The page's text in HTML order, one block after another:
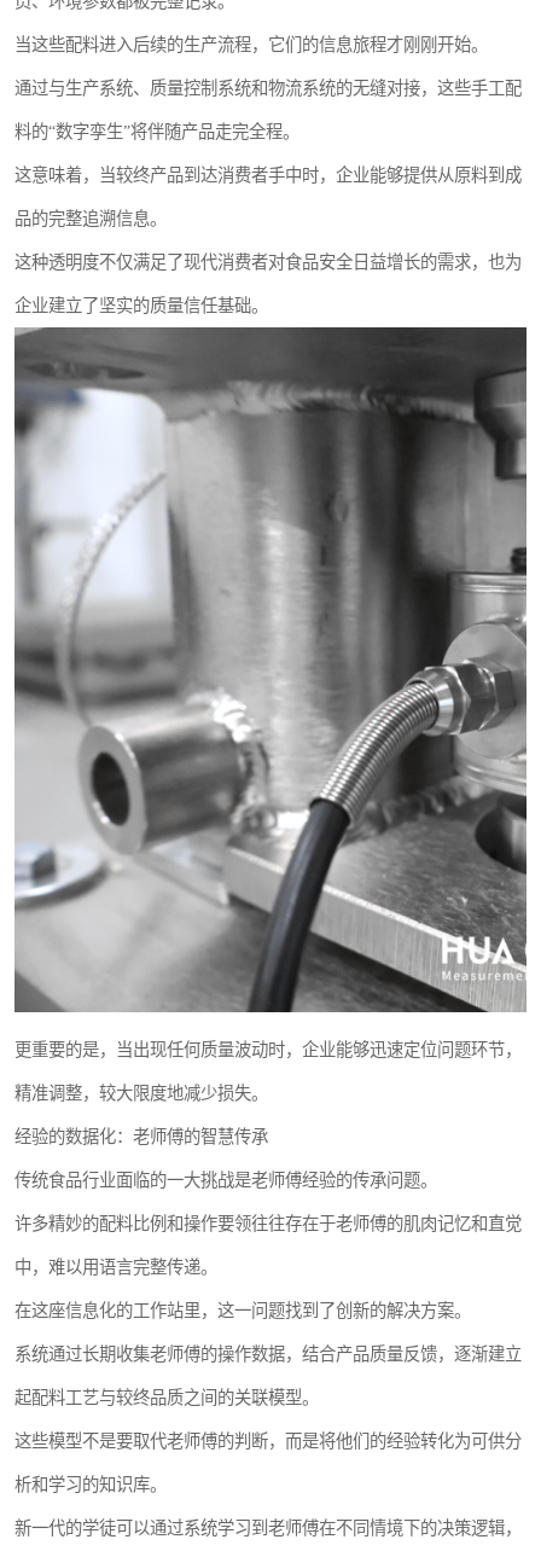
当这些配料进入后续的生产流程，它们的信息旅程才刚刚开始。
通过与生产系统、质量控制系统和物流系统的无缝对接，这些手工配
料的“数字孪生”将伴随产品走完全程。
这意味着，当较终产品到达消费者手中时，企业能够提供从原料到成
品的完整追溯信息。
这种透明度不仅满足了现代消费者对食品安全日益增长的需求，也为
企业建立了坚实的质量信任基础。
更重要的是，当出现任何质量波动时，企业能够迅速定位问题环节，
精准调整，较大限度地减少损失。
经验的数据化：老师傅的智慧传承
传统食品行业面临的一大挑战是老师傅经验的传承问题。
许多精妙的配料比例和操作要领往往存在于老师傅的肌肉记忆和直觉
中，难以用语言完整传递。
在这座信息化的工作站里，这一问题找到了创新的解决方案。
系统通过长期收集老师傅的操作数据，结合产品质量反馈，逐渐建立
起配料工艺与较终品质之间的关联模型。
这些模型不是要取代老师傅的判断，而是将他们的经验转化为可供分
析和学习的知识库。
新一代的学徒可以通过系统学习到老师傅在不同情境下的决策逻辑，